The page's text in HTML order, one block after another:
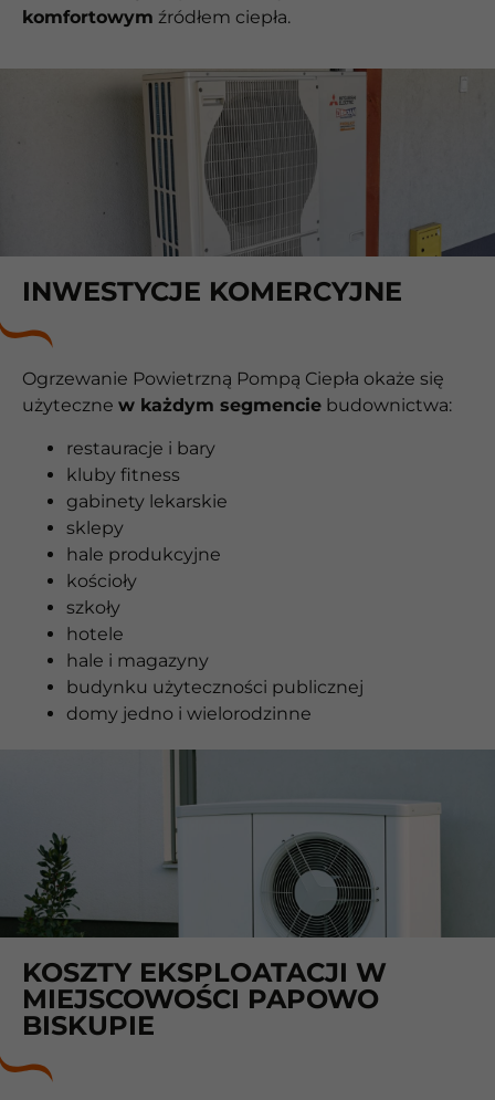
komfortowym źródłem ciepła.
INWESTYCJE KOMERCYJNE
Ogrzewanie Powietrzną Pompą Ciepła okaże się
użyteczne w każdym segmencie budownictwa:
restauracje i bary
kluby fitness
gabinety lekarskie
sklepy
hale produkcyjne
kościoły
szkoły
hotele
hale i magazyny
budynku użyteczności publicznej
domy jedno i wielorodzinne
KOSZTY EKSPLOATACJI W
MIEJSCOWOŚCI PAPOWO
BISKUPIE